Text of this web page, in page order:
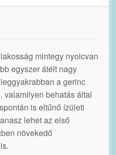
mintegy nyolcvan
egyszer átélt nagy
a gerinc
valamilyen behatás által
is eltűnő ízületi
lehet az első
növekedő